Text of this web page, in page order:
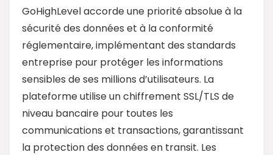
GoHighLevel accorde une priorité absolue à la
sécurité des données et à la conformité
réglementaire, implémentant des standards
entreprise pour protéger les informations
sensibles de ses millions d’utilisateurs. La
plateforme utilise un chiffrement SSL/TLS de
niveau bancaire pour toutes les
communications et transactions, garantissant
la protection des données en transit. Les